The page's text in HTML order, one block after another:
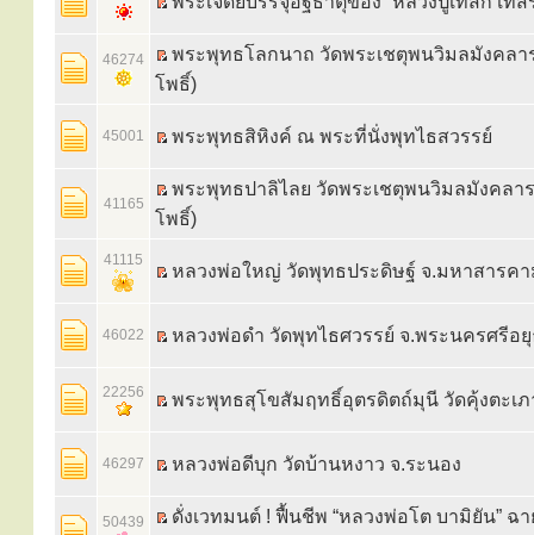
46274
พระพุทธโลกนาถ วัดพระเชตุพนวิมลมังคลา
โพธิ์)
45001 พระพุทธสิหิงค์ ณ พระที่นั่งพุทไธสวรรย์
41165
พระพุทธปาลิไลย วัดพระเชตุพนวิมลมังคลา
โพธิ์)
41115
หลวงพ่อใหญ่ วัดพุทธประดิษฐ์ จ.มหาสารค
46022 หลวงพ่อดำ วัดพุทไธศวรรย์ จ.พระนครศรีอ
22256 พระพุทธสุโขสัมฤทธิ์อุตรดิตถ์มุนี วัดคุ้งตะเภ
46297 หลวงพ่อดีบุก วัดบ้านหงาว จ.ระนอง
50439 ดั่งเวทมนต์ ! ฟื้นชีพ “หลวงพ่อโต บามิยัน” ฉ